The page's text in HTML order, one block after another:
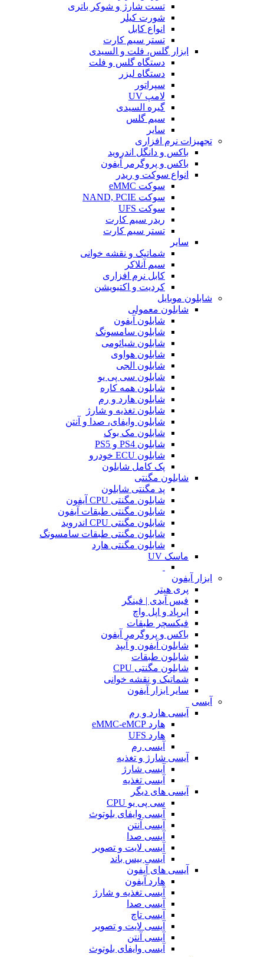
تست شارژ و شوکر باتری
شورت کیلر
انواع کابل
تستر سیم کارت
ابزار گلس، فلت و السیدی
دستگاه گلس و فلت
دستگاه لیزر
سپراتور
لامپ UV
گیره السیدی
سیم گلس
سایر
تجهیزات نرم افزاری
باکس و دانگل اندروید
باکس و پروگرمر آیفون
انواع سوکت و ریدر
سوکت eMMC
سوکت NAND, PCIE
سوکت UFS
ریدر سیم کارت
تستر سیم کارت
سایر
شماتیک و نقشه خوانی
سیم آنلاکر
کابل نرم افزاری
کردیت و اکتیویشن
شابلون موبایل
شابلون معمولی
شابلون آیفون
شابلون سامسونگ
شابلون شیائومی
شابلون هواوی
شابلون الجی
شابلون سی پی یو
شابلون همه کاره
شابلون هارد و رم
شابلون تغذیه و شارژ
شابلون وایفای، صدا و آنتن
شابلون مک بوک
شابلون PS4 و PS5
شابلون ECU خودرو
پک کامل شابلون
شابلون مگنتی
پد مگنتی شابلون
شابلون مگنتی CPU آیفون
شابلون مگنتی طبقات آیفون
شابلون مگنتی CPU اندروید
شابلون مگنتی طبقات سامسونگ
شابلون مگنتی هارد
ماسک UV
ابزار آیفون
پری هیتر
فیس آیدی | فینگر
ایرپاد و اپل واچ
فیکسچر طبقات
باکس و پروگرمر آیفون
شابلون آیفون و آیپد
شابلون طبقات
شابلون مگنتی CPU
شماتیک و نقشه خوانی
سایر ابزار آیفون
آیسی
آیسی هارد و رم
هارد eMMC-eMCP
هارد UFS
آیسی رم
آیسی شارژ و تغذیه
آیسی شارژ
آیسی تغذیه
آیسی های دیگر
سی پی یو CPU
آیسی وایفای بلوتوث
آیسی آنتن
آیسی صدا
آیسی لایت و تصویر
آیسی بیس باند
آیسی های آیفون
هارد آیفون
آیسی تغذیه و شارژ
آیسی صدا
آیسی تاچ
آیسی لایت و تصویر
آیسی آنتن
آیسی وایفای بلوتوث